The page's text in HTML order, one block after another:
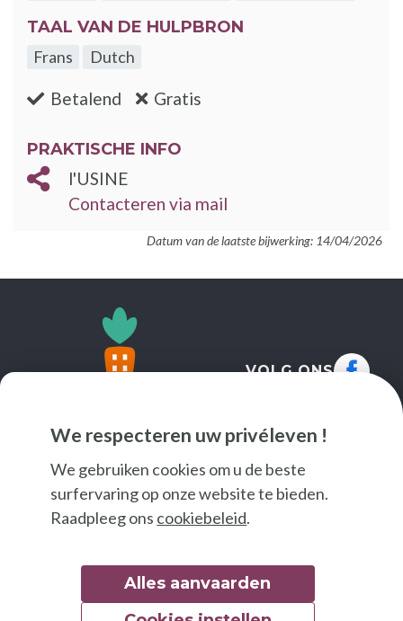
We respecteren uw privéleven !
We gebruiken cookies om u de beste
surfervaring op onze website te bieden.
Raadpleeg ons cookiebeleid.
Alles aanvaarden
TAAL VAN DE HULPBRON
Frans
Dutch
Betalend :nee Gratis
PRAKTISCHE INFO
l'USINE
Contacteren via mail
Datum van de laatste bijwerking: 14/04/2026
VOLG ONS